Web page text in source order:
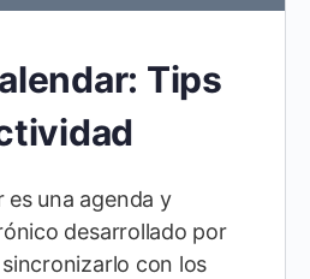
Tips
es una agenda y
desarrollado por
con los